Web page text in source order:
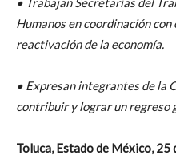
Humanos en coordinación
reactivación de la economía.
• Expresan integrantes de la
contribuir y lograr un regreso
Toluca, Estado de México, 25